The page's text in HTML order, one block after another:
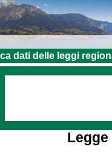
dati delle leggi